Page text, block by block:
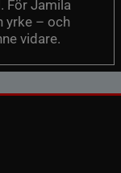
För Jamila
yrke – och
vidare.